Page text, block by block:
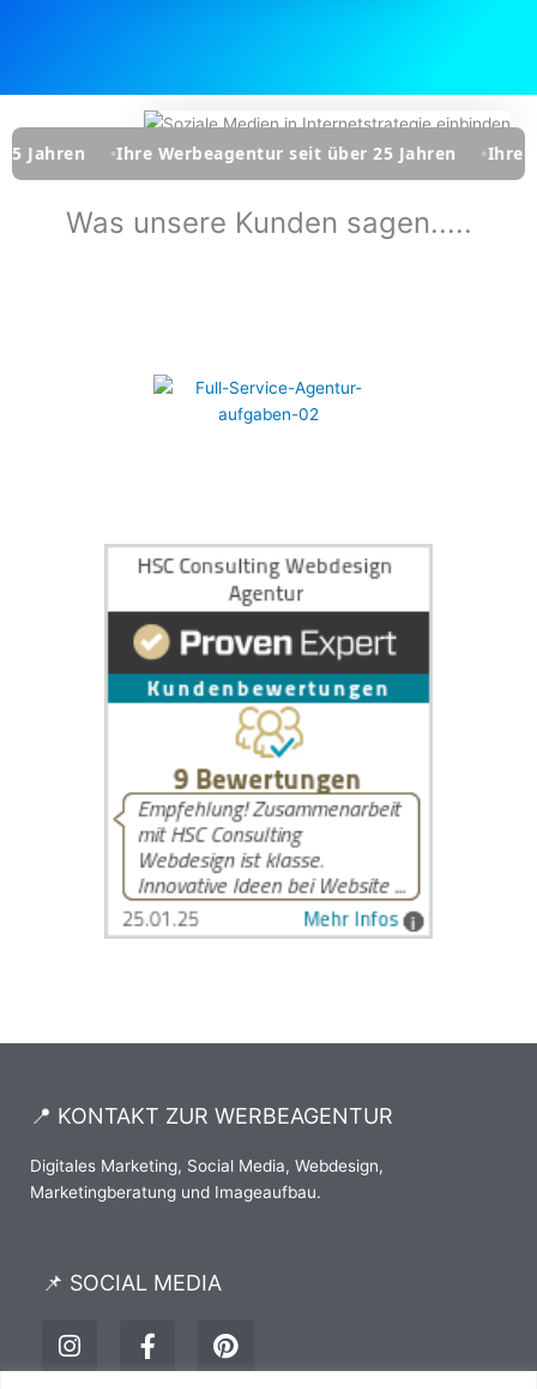
Ihre Werbeagentur seit über 25 Jahren Ihre
Was unsere Kunden sagen.....
📍 KONTAKT ZUR WERBEAGENTUR
Digitales Marketing, Social Media, Webdesign,
Marketingberatung und Imageaufbau.
📌 SOCIAL MEDIA
I
n
s
F
a
c
P
i
n